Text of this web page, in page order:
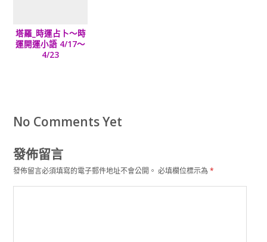
塔羅_時運占卜～時
運開運小語 4/17～
4/23
No Comments Yet
發佈留言
發佈留言必須填寫的電子郵件地址不會公開。 必填欄位標示為*